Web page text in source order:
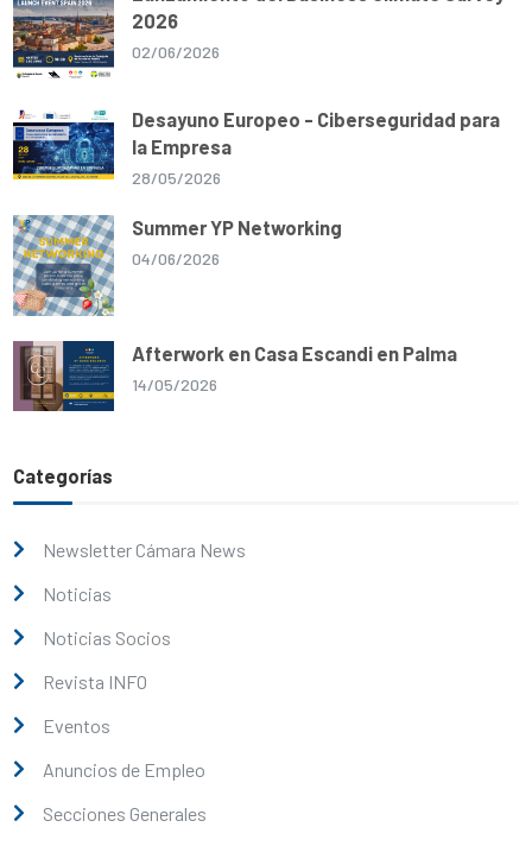
2026
02/06/2026
Desayuno Europeo - Ciberseguridad para
la Empresa
28/05/2026
Summer YP Networking
04/06/2026
Afterwork en Casa Escandi en Palma
14/05/2026
Categorías
Newsletter Cámara News
Noticias
Noticias Socios
Revista INFO
Eventos
Anuncios de Empleo
Secciones Generales